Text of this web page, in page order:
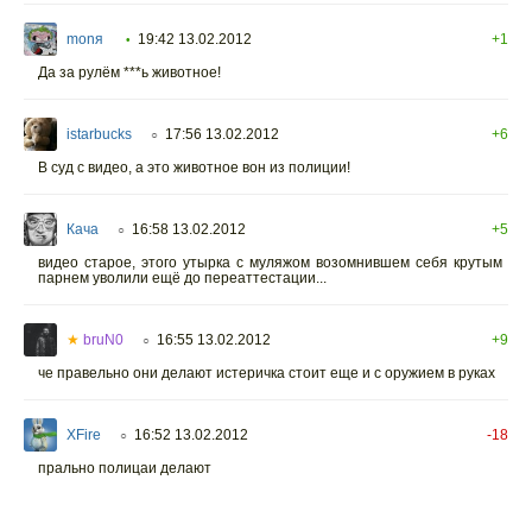
monя • 19:42 13.02.2012
+1
Да за рулём ***ь животное!
istarbucks ○ 17:56 13.02.2012
+6
В суд с видео, а это животное вон из полиции!
Кача ○ 16:58 13.02.2012
+5
видео старое, этого утырка с муляжом возомнившем себя крутым
парнем уволили ещё до переаттестации...
★ bruN0 ○ 16:55 13.02.2012
+9
че правельно они делают истеричка стоит еще и с оружием в руках
XFire ○ 16:52 13.02.2012
-18
прально полицаи делают